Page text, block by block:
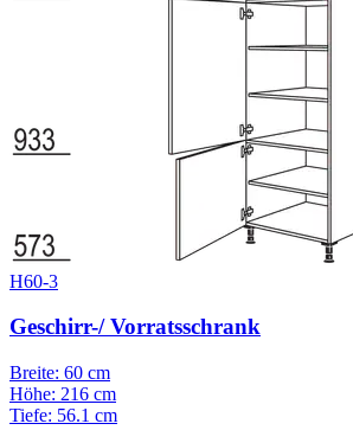
H60-3
Geschirr-/ Vorratsschrank
Breite: 60 cm
Höhe: 216 cm
Tiefe: 56.1 cm